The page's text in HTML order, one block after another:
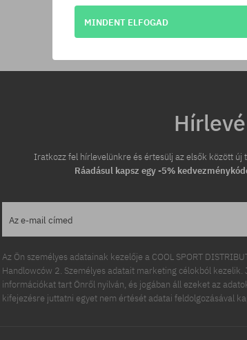
37
Iratkozz fel hírlevelünkre és értesülj az elsők között
Ráadásul kapsz egy -5%
Az e-mail címed
Az Ön személyes adatainak kezelője a COOL SPORT
Handlowców 2. Személyes adatait marketing célokból kezelik.
információkat tart Önről nyilván, és jogában áll ezeket az
kifejezésre juttatni egyet nem értését adatai feldolgozásával
MINDENT ELFOGAD